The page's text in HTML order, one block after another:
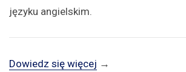
języku angielskim.
Dowiedz się więcej →